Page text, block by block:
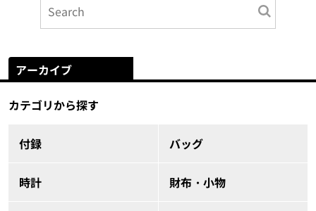
アーカイブ
カテゴリから探す
付録 バッグ
時計 財布・小物